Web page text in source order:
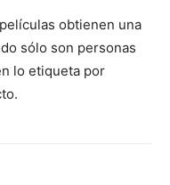
obtienen una
sólo son personas
lo etiqueta por